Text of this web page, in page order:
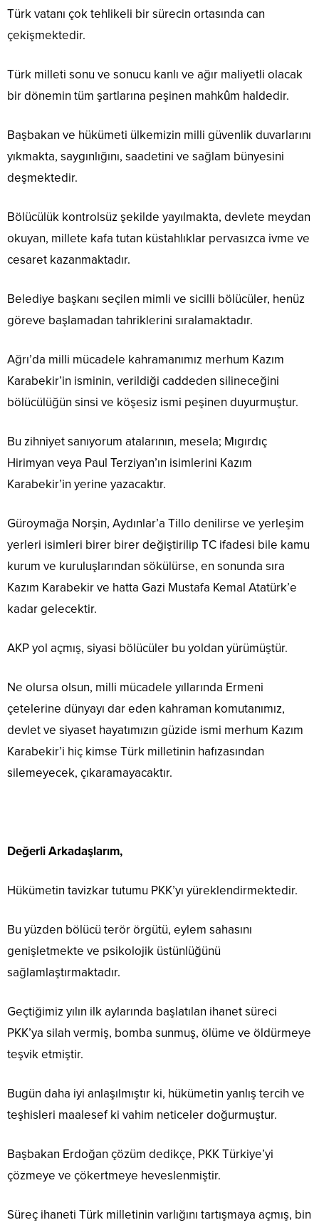
Türk vatanı çok tehlikeli bir sürecin ortasında can
çekişmektedir.
Türk milleti sonu ve sonucu kanlı ve ağır maliyetli olacak
bir dönemin tüm şartlarına peşinen mahkûm haldedir.
Başbakan ve hükümeti ülkemizin milli güvenlik duvarlarını
yıkmakta, saygınlığını, saadetini ve sağlam bünyesini
deşmektedir.
Bölücülük kontrolsüz şekilde yayılmakta, devlete meydan
okuyan, millete kafa tutan küstahlıklar pervasızca ivme ve
cesaret kazanmaktadır.
Belediye başkanı seçilen mimli ve sicilli bölücüler, henüz
göreve başlamadan tahriklerini sıralamaktadır.
Ağrı’da milli mücadele kahramanımız merhum Kazım
Karabekir’in isminin, verildiği caddeden silineceğini
bölücülüğün sinsi ve köşesiz ismi peşinen duyurmuştur.
Bu zihniyet sanıyorum atalarının, mesela; Mıgırdıç
Hirimyan veya Paul Terziyan’ın isimlerini Kazım
Karabekir’in yerine yazacaktır.
Güroymağa Norşin, Aydınlar’a Tillo denilirse ve yerleşim
yerleri isimleri birer birer değiştirilip TC ifadesi bile kamu
kurum ve kuruluşlarından sökülürse, en sonunda sıra
Kazım Karabekir ve hatta Gazi Mustafa Kemal Atatürk’e
kadar gelecektir.
AKP yol açmış, siyasi bölücüler bu yoldan yürümüştür.
Ne olursa olsun, milli mücadele yıllarında Ermeni
çetelerine dünyayı dar eden kahraman komutanımız,
devlet ve siyaset hayatımızın güzide ismi merhum Kazım
Karabekir’i hiç kimse Türk milletinin hafızasından
silemeyecek, çıkaramayacaktır.
Değerli Arkadaşlarım,
Hükümetin tavizkar tutumu PKK’yı yüreklendirmektedir.
Bu yüzden bölücü terör örgütü, eylem sahasını
genişletmekte ve psikolojik üstünlüğünü
sağlamlaştırmaktadır.
Geçtiğimiz yılın ilk aylarında başlatılan ihanet süreci
PKK’ya silah vermiş, bomba sunmuş, ölüme ve öldürmeye
teşvik etmiştir.
Bugün daha iyi anlaşılmıştır ki, hükümetin yanlış tercih ve
teşhisleri maalesef ki vahim neticeler doğurmuştur.
Başbakan Erdoğan çözüm dedikçe, PKK Türkiye’yi
çözmeye ve çökertmeye heveslenmiştir.
Süreç ihaneti Türk milletinin varlığını tartışmaya açmış, bin